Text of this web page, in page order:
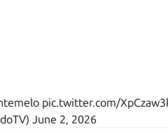
pic.twitter.com/
June 2, 2026